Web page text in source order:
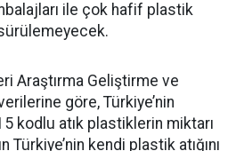
ile çok hafif plastik
Araştırma Geliştirme ve
göre, Türkiye’nin
kodlu atık plastiklerin miktarı
Türkiye’nin kendi plastik atığını